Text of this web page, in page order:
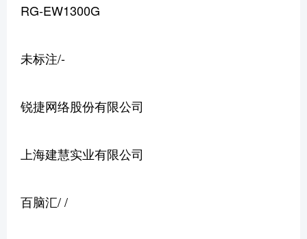
RG-EW1300G
未标注/-
锐捷网络股份有限公司
上海建慧实业有限公司
百脑汇/ /